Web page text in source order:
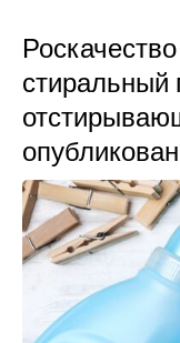
стиральный
опубликован